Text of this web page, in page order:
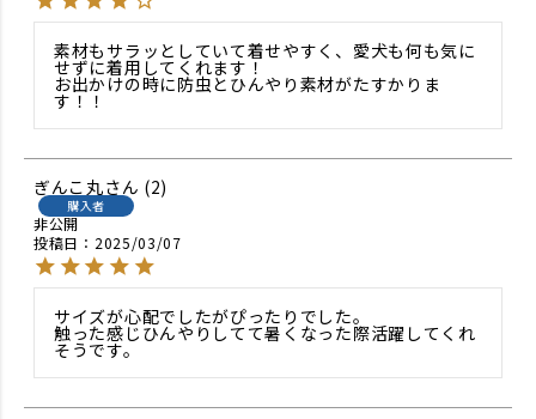
素材もサラッとしていて着せやすく、愛犬も何も気に
せずに着用してくれます！
お出かけの時に防虫とひんやり素材がたすかりま
す！！
ぎんこ丸 2
購入者
非公開
投稿日
2025/03/07
サイズが心配でしたがぴったりでした。
触った感じひんやりしてて暑くなった際活躍してくれ
そうです。